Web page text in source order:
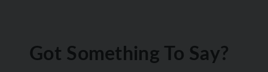
Got Something To Say?